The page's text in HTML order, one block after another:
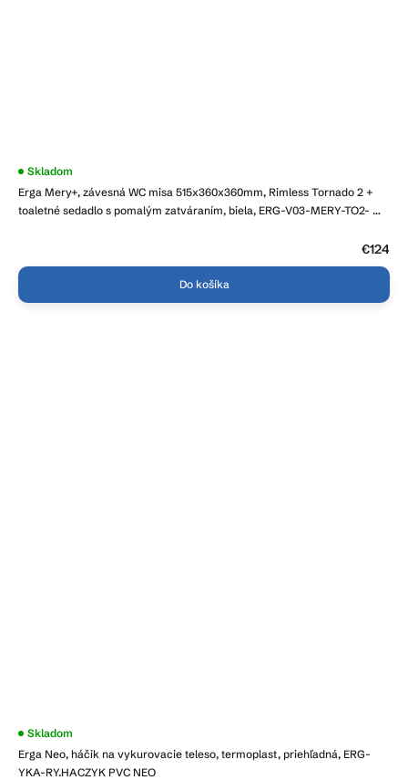
Erga Mery+, závesná WC misa 515x360x360mm, Rimless Tornado 2 +
toaletné sedadlo s pomalým zatváraním, biela, ERG-V03-MERY-TO2-
Skladom
€124
Do košíka
Erga Neo, háčik na vykurovacie teleso, termoplast, priehľadná, ERG-
YKA-RY.HACZYK PVC NEO
Skladom